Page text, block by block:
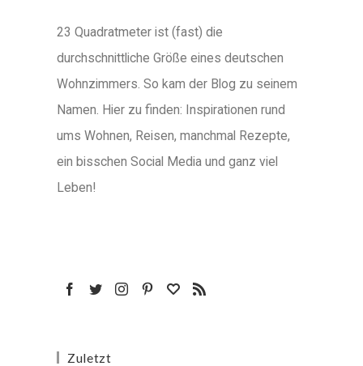
23 Quadratmeter ist (fast) die
durchschnittliche Größe eines deutschen
Wohnzimmers. So kam der Blog zu seinem
Namen. Hier zu finden: Inspirationen rund
ums Wohnen, Reisen, manchmal Rezepte,
ein bisschen Social Media und ganz viel
Leben!
Zuletzt